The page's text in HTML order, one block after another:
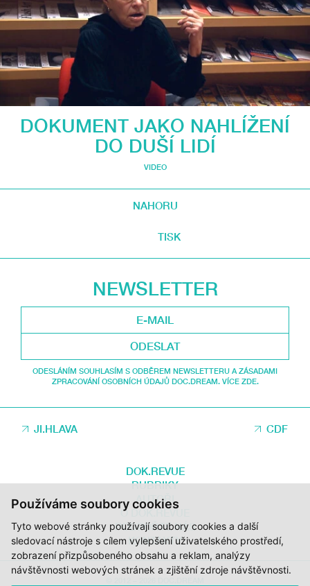
Používáme soubory cookies
Tyto webové stránky používají soubory cookies a další
sledovací nástroje s cílem vylepšení uživatelského prostředí,
zobrazení přizpůsobeného obsahu a reklam, analýzy
návštěvnosti webových stránek a zjištění zdroje návštěvnosti.
DOKUMENT JAKO NAHLÍŽENÍ
DO DUŠÍ LIDÍ
VIDEO
NAHORU
TISK
NEWSLETTER
ODESLAT
ODESLÁNÍM SOUHLASÍM S ODBĚREM NEWSLETTERU A ZÁSADAMI
ZPRACOVÁNÍ OSOBNÍCH ÚDAJŮ DOC.DREAM. VÍCE ZDE.
JI.HLAVA CDF
DOK.REVUE
RUBRIKY
AUTOŘI
O DOK.REVUE
PODPOŘTE NÁS
KONTAKTY